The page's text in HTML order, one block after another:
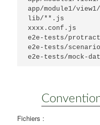
app/module1/
lib/**.js
xxxx.conf.js
e2e-tests/
e2e-tests/
Fichiers :